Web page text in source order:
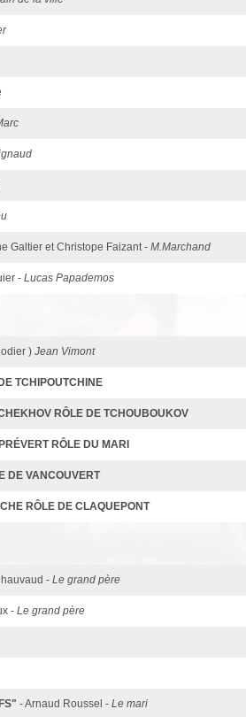
Galtier et Christope Faizant - M.Marchand
- Lucas Papademos
) Jean Vimont
TCHIPOUTCHINE
RÔLE DE TCHOUBOUKOV
RÔLE DU MARI
DE VANCOUVERT
RÔLE DE CLAQUEPONT
- Le grand père
- Le grand père
- Arnaud Roussel - Le mari